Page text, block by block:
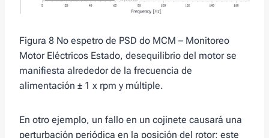
Figura 8 No espetro de PSD do MCM – Monitoreo
Motor Eléctricos Estado, desequilibrio del motor se
manifiesta alrededor de la frecuencia de
alimentación ± 1 x rpm y múltiple.
En otro ejemplo, un fallo en un cojinete causará una
perturbación periódica en la posición del rotor; este